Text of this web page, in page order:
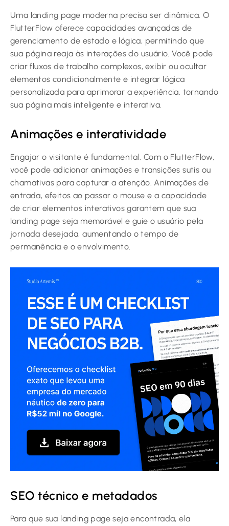
Uma landing page moderna precisa ser dinâmica. O
FlutterFlow oferece capacidades avançadas de
gerenciamento de estado e lógica, permitindo que
sua página reaja às interações do usuário. Você pode
criar fluxos de trabalho complexos, exibir ou ocultar
elementos condicionalmente e integrar lógica
personalizada para aprimorar a experiência, tornando
sua página mais inteligente e interativa.
Animações e interatividade
Engajar o visitante é fundamental. Com o FlutterFlow,
você pode adicionar animações e transições sutis ou
chamativas para capturar a atenção. Animações de
entrada, efeitos ao passar o mouse e a capacidade
de criar elementos interativos garantem que sua
landing page seja memorável e guie o usuário pela
jornada desejada, aumentando o tempo de
permanência e o envolvimento.
SEO técnico e metadados
Para que sua landing page seja encontrada, ela